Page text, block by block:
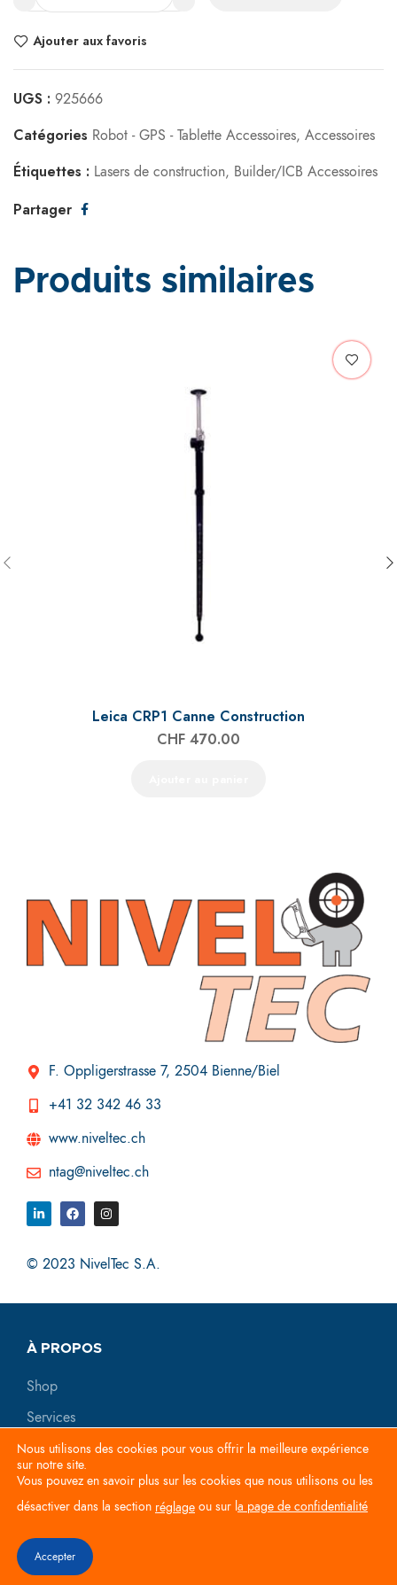
Ajouter aux favoris
UGS : 925666
Catégories Robot - GPS - Tablette Accessoires, Accessoires
Étiquettes : Lasers de construction, Builder/ICB Accessoires
Partager
Produits similaires
Leica CRP1 Canne Construction
CHF 470.00
F. Oppligerstrasse 7, 2504 Bienne/Biel
+41 32 342 46 33
www.niveltec.ch
ntag@niveltec.ch
© 2023 NivelTec S.A.
À PROPOS
Shop
Services
RÈGLES & CONDITIONS
Politique de confidentialité
Nous utilisons des cookies pour vous offrir la meilleure expérience
sur notre site.
Vous pouvez en savoir plus sur les cookies que nous utilisons ou les
désactiver dans la section réglage ou sur la page de confidentialité
Accepter